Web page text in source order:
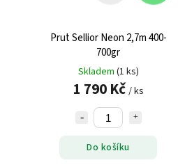
Prut Sellior Neon 2,7m 400-
700gr
Skladem (1 ks)
1 790 Kč / ks
Do košíku